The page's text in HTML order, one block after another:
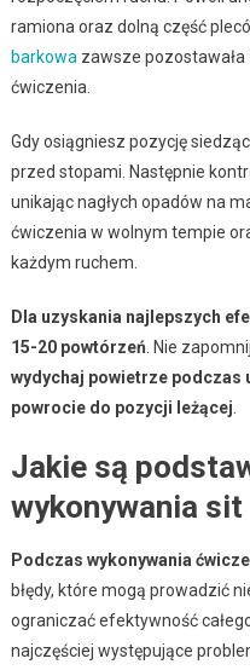
ramiona oraz dolną część
barkowazawsze pozostawała
ćwiczenia.
Gdy osiągniesz pozycję
przed stopami. Następnie
unikając nagłych opadów na
ćwiczenia w wolnym tempie
każdym ruchem.
Dla uzyskania najlepszych
15-20 powtórzeń. Nie
wydychaj powietrze podczas
powrocie do pozycji leżącej.
Jakie są
wykonywania sit
Podczas wykonywania
błędy, które mogą prowadzić
ograniczać efektywność
najczęściej występujące